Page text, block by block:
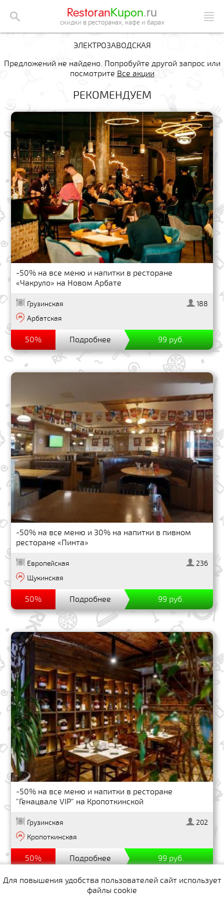
RestoranKupon.ru
скидки в ресторанах, кафе и барах
ЭЛЕКТРОЗАВОДСКАЯ
Предложений не найдено. Попробуйте другой запрос или
посмотрите Все акции
РЕКОМЕНДУЕМ
-50% на все меню и напитки в ресторане
«Чакруло» на Новом Арбате
Грузинская
Арбатская
188
50% Подробнее 99 руб.
-50% на все меню и 30% на напитки в пивном
ресторане «Пинта»
Европейская
Щукинская
236
50% Подробнее 99 руб.
-50% на все меню и напитки в ресторане
"Генацвале VIP" на Кропоткинской
Грузинская
Кропоткинская
202
50% Подробнее 99 руб.
Для повышения удобства пользователей сайт использует
файлы cookie